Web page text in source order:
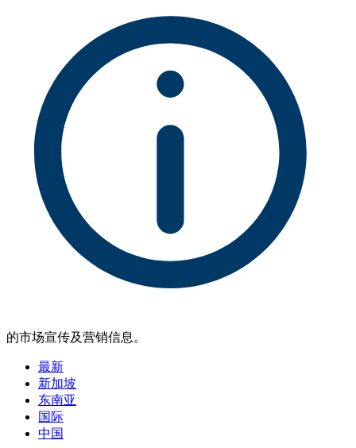
的市场宣传及营销信息。
最新
新加坡
东南亚
国际
中国